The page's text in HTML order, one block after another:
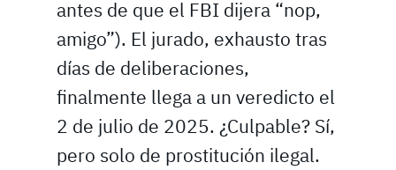
antes de que el FBI dijera “nop,
amigo”). El jurado, exhausto tras
días de deliberaciones,
finalmente llega a un veredicto el
2 de julio de 2025. ¿Culpable? Sí,
pero solo de prostitución ilegal.